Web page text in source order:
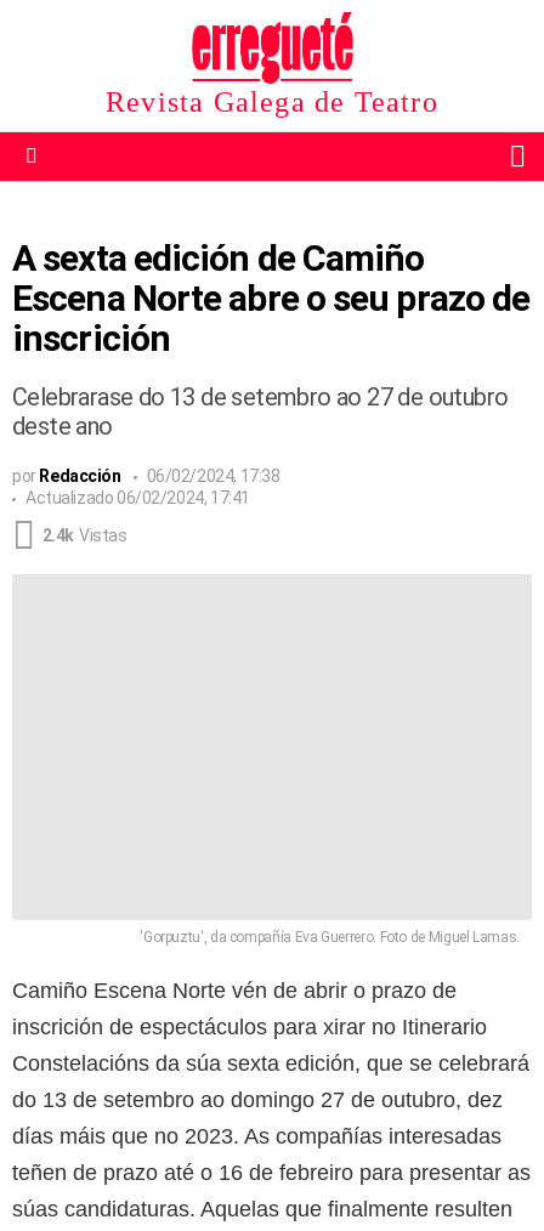
Revista Galega de Teatro
A sexta edición de Camiño
Escena Norte abre o seu prazo de
inscrición
Celebrarase do 13 de setembro ao 27 de outubro
deste ano
por Redacción
06/02/2024, 17:38
Actualizado 06/02/2024, 17:41
2.4k Vistas
'Gorpuztu', da compañía Eva Guerrero. Foto de Miguel Lamas.
Camiño Escena Norte vén de abrir o prazo de
inscrición de espectáculos para xirar no Itinerario
Constelacións da súa sexta edición, que se celebrará
do 13 de setembro ao domingo 27 de outubro, dez
días máis que no 2023. As compañías interesadas
teñen de prazo até o 16 de febreiro para presentar as
súas candidaturas. Aquelas que finalmente resulten